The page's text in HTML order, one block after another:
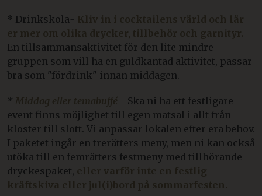
* Drinkskola- Kliv in i cocktailens värld och lär
er mer om olika drycker, tillbehör och garnityr.
En tillsammansaktivitet för den lite mindre
gruppen som vill ha en guldkantad aktivitet, passar
bra som "fördrink" innan middagen.
* Middag eller temabuffé - Ska ni ha ett festligare
event finns möjlighet till egen matsal i allt från
kloster till slott. Vi anpassar lokalen efter era behov.
I paketet ingår en trerätters meny, men ni kan också
utöka till en femrätters festmeny med tillhörande
dryckespaket, eller varför inte en festlig
kräftskiva eller jul(i)bord på sommarfesten.